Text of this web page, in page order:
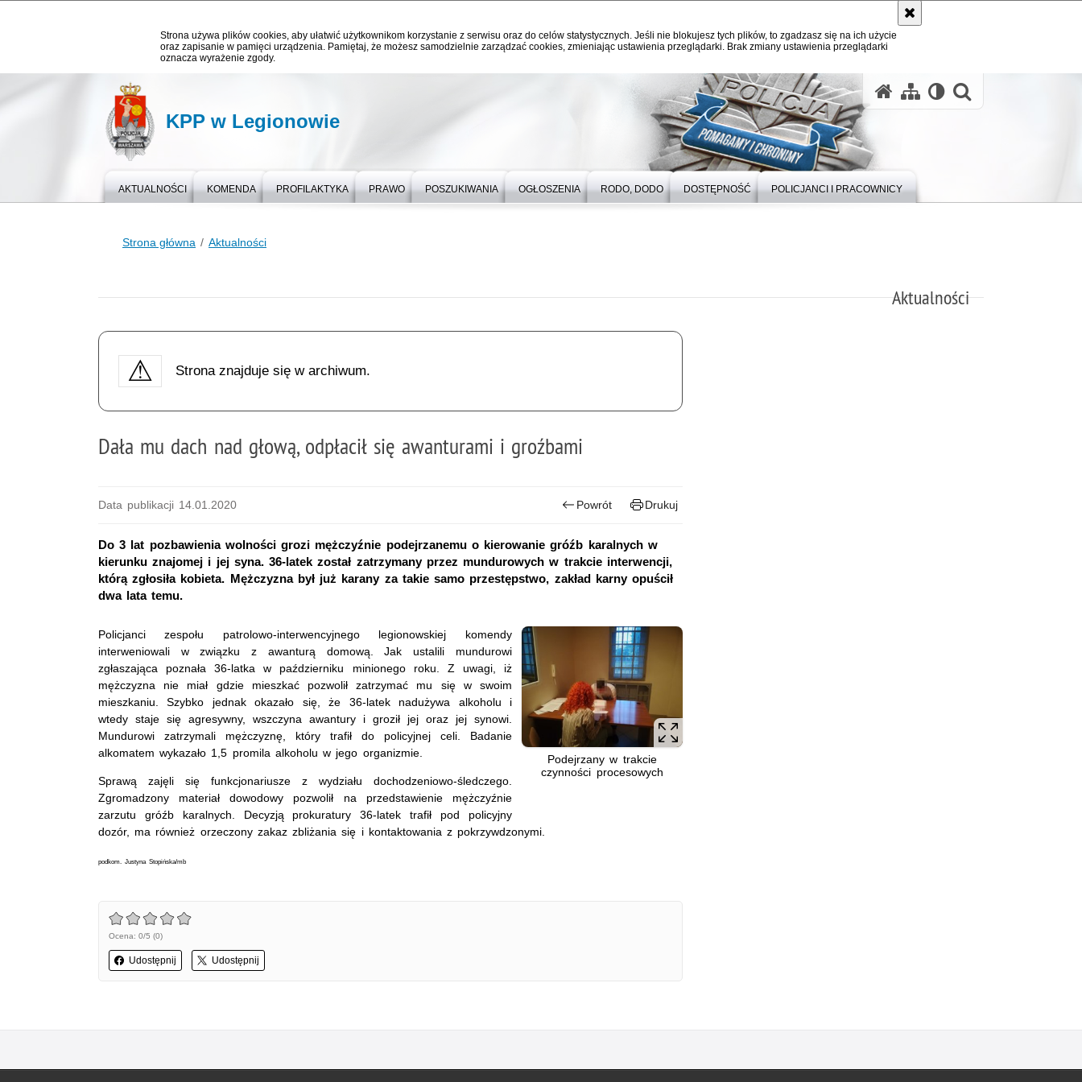
Strona używa plików cookies, aby ułatwić użytkownikom korzystanie z serwisu oraz do celów statystycznych. Jeśli nie blokujesz tych plików, to zgadzasz się na ich użycie
oraz zapisanie w pamięci urządzenia. Pamiętaj, że możesz samodzielnie zarządzać cookies, zmieniając ustawienia przeglądarki. Brak zmiany ustawienia przeglądarki
oznacza wyrażenie zgody.
KPP w Legionowie
AKTUALNOŚCI KOMENDA PROFILAKTYKA PRAWO POSZUKIWANIA OGŁOSZENIA RODO, DODO DOSTĘPNOŚĆ POLICJANCI I PRACOWNICY
Strona główna Aktualności
Aktualności
Strona znajduje się w archiwum.
Dała mu dach nad głową, odpłacił się awanturami i groźbami
Data publikacji 14.01.2020 Powrót Drukuj
Do 3 lat pozbawienia wolności grozi mężczyźnie podejrzanemu o kierowanie gróźb karalnych w
kierunku znajomej i jej syna. 36-latek został zatrzymany przez mundurowych w trakcie interwencji,
którą zgłosiła kobieta. Mężczyzna był już karany za takie samo przestępstwo, zakład karny opuścił
dwa lata temu.
Podejrzany w trakcie
czynności procesowych
Policjanci zespołu patrolowo-interwencyjnego legionowskiej komendy
interweniowali w związku z awanturą domową. Jak ustalili mundurowi
zgłaszająca poznała 36-latka w październiku minionego roku. Z uwagi, iż
mężczyzna nie miał gdzie mieszkać pozwolił zatrzymać mu się w swoim
mieszkaniu. Szybko jednak okazało się, że 36-latek nadużywa alkoholu i
wtedy staje się agresywny, wszczyna awantury i groził jej oraz jej synowi.
Mundurowi zatrzymali mężczyznę, który trafił do policyjnej celi. Badanie
alkomatem wykazało 1,5 promila alkoholu w jego organizmie.
Sprawą zajęli się funkcjonariusze z wydziału dochodzeniowo-śledczego.
Zgromadzony materiał dowodowy pozwolił na przedstawienie mężczyźnie
zarzutu gróźb karalnych. Decyzją prokuratury 36-latek trafił pod policyjny
dozór, ma również orzeczony zakaz zbliżania się i kontaktowania z pokrzywdzonymi.
podkom. Justyna Stopińska/mb
Ocena: 0/5 (0)
Udostępnij Udostępnij